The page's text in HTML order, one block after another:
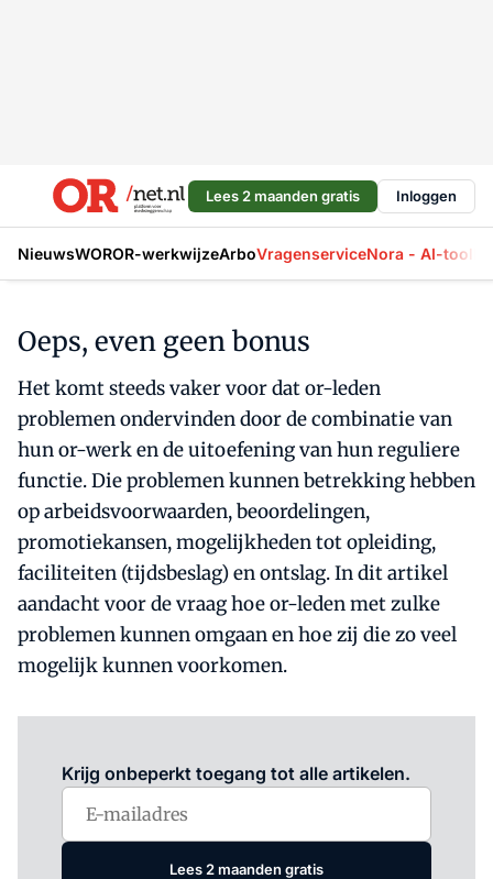
Lees 2 maanden gratis Inloggen
NieuwsWOROR-werkwijzeArboVragenserviceNora - AI-tool
Oeps, even geen bonus
Het komt steeds vaker voor dat or-leden
problemen ondervinden door de combinatie van
hun or-werk en de uitoefening van hun reguliere
functie. Die problemen kunnen betrekking hebben
op arbeidsvoorwaarden, beoordelingen,
promotiekansen, mogelijkheden tot opleiding,
faciliteiten (tijdsbeslag) en ontslag. In dit artikel
aandacht voor de vraag hoe or-leden met zulke
problemen kunnen omgaan en hoe zij die zo veel
mogelijk kunnen voorkomen.
Krijg onbeperkt toegang tot alle artikelen.
Lees 2 maanden gratis